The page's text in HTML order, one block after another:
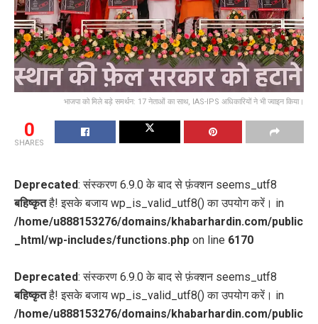
भाजपा को मिले बड़े समर्थन: 17 नेताओं का साथ, IAS-IPS अधिकारियों ने भी ज्वाइन किया।
0
SHARES
Deprecated: संस्करण 6.9.0 के बाद से फ़ंक्शन seems_utf8
बहिष्कृतहै! इसके बजाय wp_is_valid_utf8() का उपयोग करें। in
/home/u888153276/domains/khabarhardin.com/public
_html/wp-includes/functions.php on line 6170
Deprecated: संस्करण 6.9.0 के बाद से फ़ंक्शन seems_utf8
बहिष्कृतहै! इसके बजाय wp_is_valid_utf8() का उपयोग करें। in
/home/u888153276/domains/khabarhardin.com/public